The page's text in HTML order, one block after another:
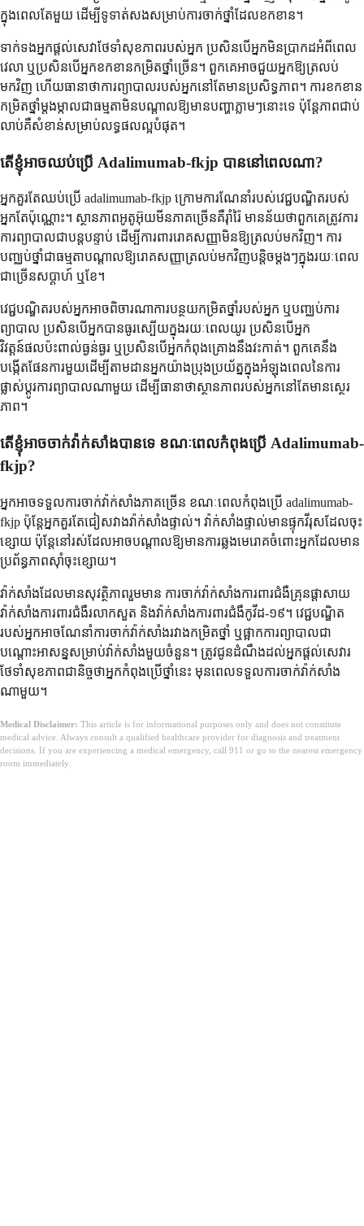
ក្នុងពេលតែមួយ ដើម្បីទូទាត់សងសម្រាប់ការចាក់ថ្នាំដែលខកខាន។
ទាក់ទងអ្នកផ្តល់សេវាថែទាំសុខភាពរបស់អ្នក ប្រសិនបើអ្នកមិនប្រាកដអំពីពេល
វេលា ឬប្រសិនបើអ្នកខកខានកម្រិតថ្នាំច្រើន។ ពួកគេអាចជួយអ្នកឱ្យត្រលប់
មកវិញ ហើយធានាថាការព្យាបាលរបស់អ្នកនៅតែមានប្រសិទ្ធភាព។ ការខកខាន
កម្រិតថ្នាំម្តងម្កាលជាធម្មតាមិនបណ្តាលឱ្យមានបញ្ហាភ្លាមៗនោះទេ ប៉ុន្តែភាពជាប់
លាប់គឺសំខាន់សម្រាប់លទ្ធផលល្អបំផុត។
តើខ្ញុំអាចឈប់ប្រើ Adalimumab-fkjp បាននៅពេលណា?
អ្នកគួរតែឈប់ប្រើ adalimumab-fkjp ក្រោមការណែនាំរបស់វេជ្ជបណ្ឌិតរបស់
អ្នកតែប៉ុណ្ណោះ។ ស្ថានភាពអូតូអ៊ុយមីនភាគច្រើនគឺរ៉ាំរ៉ៃ មានន័យថាពួកគេត្រូវការ
ការព្យាបាលជាបន្តបន្ទាប់ ដើម្បីការពាររោគសញ្ញាមិនឱ្យត្រលប់មកវិញ។ ការ
បញ្ឈប់ថ្នាំជាធម្មតាបណ្តាលឱ្យរោគសញ្ញាត្រលប់មកវិញបន្តិចម្តងៗក្នុងរយៈពេល
ជាច្រើនសប្តាហ៍ ឬខែ។
វេជ្ជបណ្ឌិតរបស់អ្នកអាចពិចារណាការបន្ថយកម្រិតថ្នាំរបស់អ្នក ឬបញ្ឈប់ការ
ព្យាបាល ប្រសិនបើអ្នកបានធូរស្បើយក្នុងរយៈពេលយូរ ប្រសិនបើអ្នក
វិវត្តន៍ផលប៉ះពាល់ធ្ងន់ធ្ងរ ឬប្រសិនបើអ្នកកំពុងគ្រោងនឹងវះកាត់។ ពួកគេនឹង
បង្កើតផែនការមួយដើម្បីតាមដានអ្នកយ៉ាងប្រុងប្រយ័ត្នក្នុងអំឡុងពេលនៃការ
ផ្លាស់ប្តូរការព្យាបាលណាមួយ ដើម្បីធានាថាស្ថានភាពរបស់អ្នកនៅតែមានស្ថេរ
ភាព។
តើខ្ញុំអាចចាក់វ៉ាក់សាំងបានទេ ខណៈពេលកំពុងប្រើ Adalimumab-
fkjp?
អ្នកអាចទទួលការចាក់វ៉ាក់សាំងភាគច្រើន ខណៈពេលកំពុងប្រើ adalimumab-
fkjp ប៉ុន្តែអ្នកគួរតែជៀសវាងវ៉ាក់សាំងផ្ទាល់។ វ៉ាក់សាំងផ្ទាល់មានផ្ទុកវីរុសដែលចុះ
ខ្សោយ ប៉ុន្តែនៅរស់ដែលអាចបណ្តាលឱ្យមានការឆ្លងមេរោគចំពោះអ្នកដែលមាន
ប្រព័ន្ធភាពស៊ាំចុះខ្សោយ។
វ៉ាក់សាំងដែលមានសុវត្ថិភាពរួមមាន ការចាក់វ៉ាក់សាំងការពារជំងឺគ្រុនផ្តាសាយ
វ៉ាក់សាំងការពារជំងឺរលាកសួត និងវ៉ាក់សាំងការពារជំងឺកូវីដ-១៩។ វេជ្ជបណ្ឌិត
របស់អ្នកអាចណែនាំការចាក់វ៉ាក់សាំងរវាងកម្រិតថ្នាំ ឬផ្អាកការព្យាបាលជា
បណ្តោះអាសន្នសម្រាប់វ៉ាក់សាំងមួយចំនួន។ ត្រូវជូនដំណឹងដល់អ្នកផ្តល់សេវារ
ថែទាំសុខភាពជានិច្ចថាអ្នកកំពុងប្រើថ្នាំនេះ មុនពេលទទួលការចាក់វ៉ាក់សាំង
ណាមួយ។
Medical Disclaimer: This article is for informational purposes only and does not constitute
medical advice. Always consult a qualified healthcare provider for diagnosis and treatment
decisions. If you are experiencing a medical emergency, call 911 or go to the nearest emergency
room immediately.